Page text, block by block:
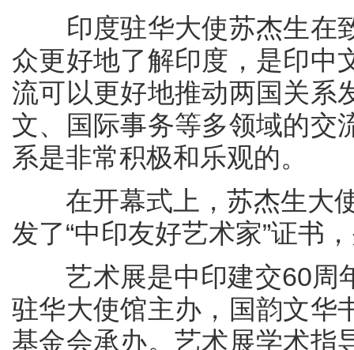
印度驻华大使苏杰生在
众更好地了解印度，是印中
流可以更好地推动两国关系
文、国际事务等多领域的交
系是非常积极和乐观的。
在开幕式上，苏杰生大使
发了“中印友好艺术家”证书
艺术展是中印建交60周
驻华大使馆主办，国韵文华
基金会承办。艺术展学术指